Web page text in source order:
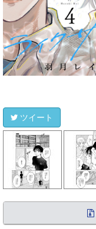
ツイート